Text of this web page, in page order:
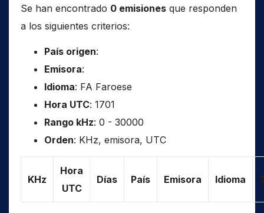
Se han encontrado 0 emisiones que responden
a los siguientes criterios:
País origen:
Emisora:
Idioma: FA Faroese
Hora UTC: 1701
Rango kHz: 0 - 30000
Orden: KHz, emisora, UTC
KHz
Hora
UTC
Días País Emisora Idioma